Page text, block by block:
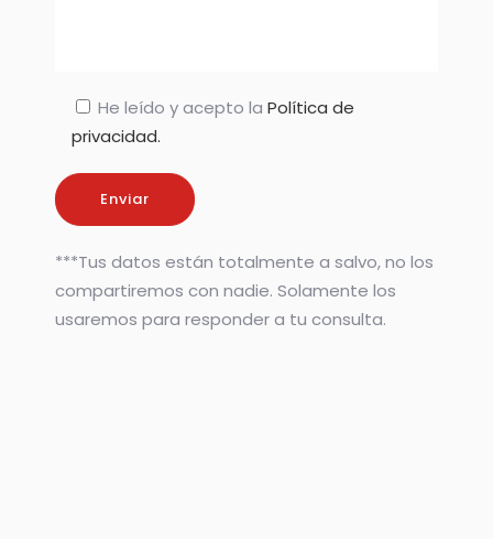
He leído y acepto la Política de
privacidad.
***Tus datos están totalmente a salvo, no los
compartiremos con nadie. Solamente los
usaremos para responder a tu consulta.